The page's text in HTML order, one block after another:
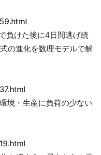
負けた後に4日間逃げ続
の進化を数理モデルで解
境・生産に負荷の少ない